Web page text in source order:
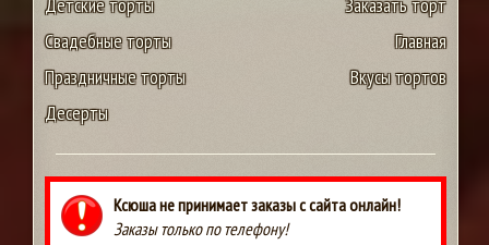
Свадебные торты
Праздничные торты
Десерты
Главная
Вкусы тортов
Ксюша не принимает заказы с сайта онлайн!
Заказы только по телефону!